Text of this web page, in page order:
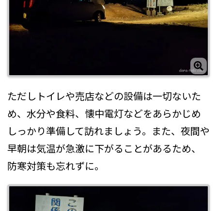
ただしトイレや売店などの設備は一切ないた
め、水分や食料、懐中電灯などをあらかじめ
しっかり準備して訪れましょう。また、夜間や
早朝は気温が急激に下がることがあるため、
防寒対策も忘れずに。